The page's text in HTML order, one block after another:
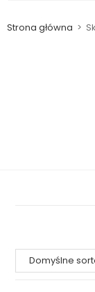
Strona główna >